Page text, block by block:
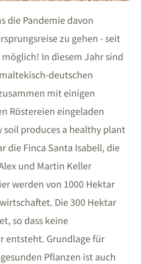
die Pandemie davon
zu gehen - seit
möglich! In diesem Jahr sind
deutschen
mit einigen
Röstereien eingeladen
soil produces a healthy plant
die Finca Santa Isabell, die
und Martin Keller
werden von 1000 Hektar
Die 300 Hektar
so dass keine
entsteht. Grundlage für
Pflanzen ist auch